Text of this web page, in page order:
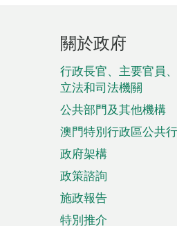
頁
腳
菜
單
關於政府
行政長官、主要官員、
立法和司法機關
公共部門及其他機構
澳門特別行政區公共
政府架構
政策諮詢
施政報告
特別推介